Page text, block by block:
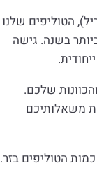
הטוליפים שלנו
בשנה. גישה
שלכם.
משאלותיכם
הטוליפים בזר.